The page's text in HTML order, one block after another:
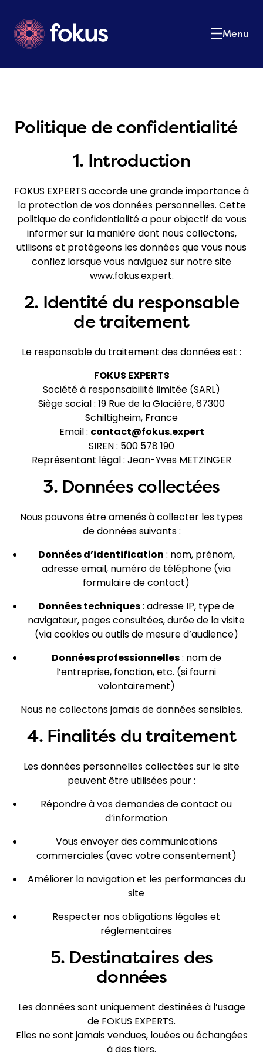
Menu
02Notre équipe
03Nos expertises
04Nos services
07Contact
Contactez-nous
Politique de confidentialité
1. Introduction
FOKUS EXPERTS accorde une grande importance à
la protection de vos données personnelles. Cette
politique de confidentialité a pour objectif de vous
informer sur la manière dont nous collectons,
utilisons et protégeons les données que vous nous
confiez lorsque vous naviguez sur notre site
www.fokus.expert.
2. Identité du responsable
de traitement
Le responsable du traitement des données est :
FOKUS EXPERTS
Société à responsabilité limitée (SARL)
Siège social : 19 Rue de la Glacière, 67300
Schiltigheim, France
Email : contact@fokus.expert
SIREN : 500 578 190
Représentant légal : Jean-Yves METZINGER
3. Données collectées
Nous pouvons être amenés à collecter les types
de données suivants :
Données d’identification : nom, prénom,
adresse email, numéro de téléphone (via
formulaire de contact)
Données techniques: adresse IP, type de
navigateur, pages consultées, durée de la visite
(via cookies ou outils de mesure d’audience)
Données professionnelles: nom de
l’entreprise, fonction, etc. (si fourni
volontairement)
Nous ne collectons jamais de données sensibles.
4. Finalités du traitement
Les données personnelles collectées sur le site
peuvent être utilisées pour :
Répondre à vos demandes de contact ou
d’information
Vous envoyer des communications
commerciales (avec votre consentement)
Améliorer la navigation et les performances du
site
Respecter nos obligations légales et
réglementaires
5. Destinataires des
données
Les données sont uniquement destinées à l’usage
de FOKUS EXPERTS.
Elles ne sont jamais vendues, louées ou échangées